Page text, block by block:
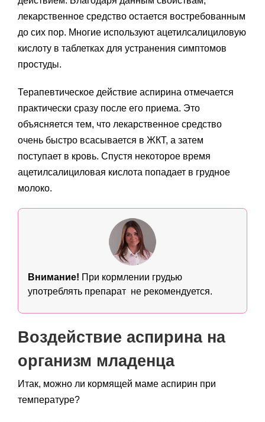
лекарственное средство остается востребованным
до сих пор. Многие используют ацетилсалициловую
кислоту в таблетках для устранения симптомов
простуды.
Терапевтическое действие аспирина отмечается
практически сразу после его приема. Это
объясняется тем, что лекарственное средство
очень быстро всасывается в ЖКТ, а затем
поступает в кровь. Спустя некоторое время
ацетилсалициловая кислота попадает в грудное
молоко.
Внимание! При кормлении грудью
употреблять препарат не рекомендуется.
Воздействие аспирина на
организм младенца
Итак, можно ли кормящей маме аспирин при
температуре?